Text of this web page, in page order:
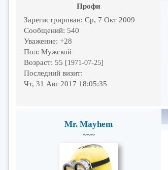
Профи
Зарегистрирован: Ср, 7 Окт 2009
Сообщений: 540
Уважение: +28
Пол: Мужской
Возраст: 55 [1971-07-25]
Последний визит:
Чт, 31 Авг 2017 18:05:35
Mr. Mayhem
~~~